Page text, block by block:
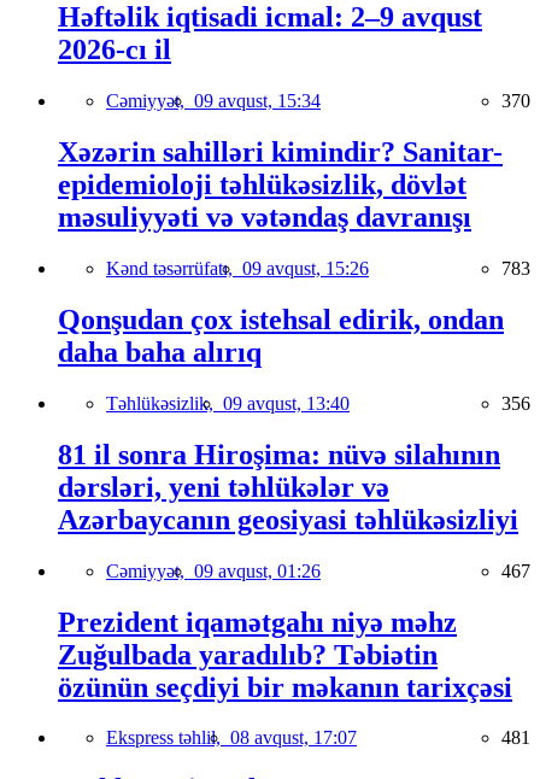
Həftəlik iqtisadi icmal: 2–9 avqust
2026-cı il
Cəmiyyət, 09 avqust, 15:34 370
Xəzərin sahilləri kimindir? Sanitar-
epidemioloji təhlükəsizlik, dövlət
məsuliyyəti və vətəndaş davranışı
Kənd təsərrüfatı, 09 avqust, 15:26 783
Qonşudan çox istehsal edirik, ondan
daha baha alırıq
Təhlükəsizlik, 09 avqust, 13:40 356
81 il sonra Hiroşima: nüvə silahının
dərsləri, yeni təhlükələr və
Azərbaycanın geosiyasi təhlükəsizliyi
Cəmiyyət, 09 avqust, 01:26 467
Prezident iqamətgahı niyə məhz
Zuğulbada yaradılıb? Təbiətin
özünün seçdiyi bir məkanın tarixçəsi
Ekspress təhlil, 08 avqust, 17:07 481